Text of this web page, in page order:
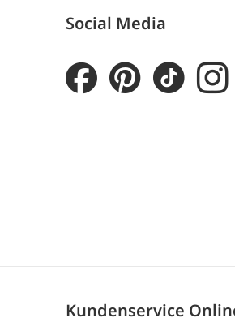
Social Media
Kundenservice